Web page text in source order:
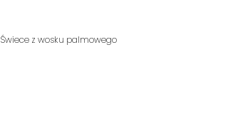
Świece z wosku palmowego